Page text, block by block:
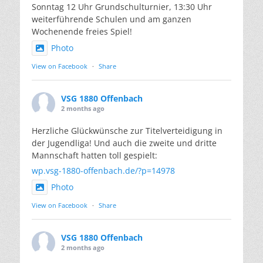
Sonntag 12 Uhr Grundschulturnier, 13:30 Uhr
weiterführende Schulen und am ganzen
Wochenende freies Spiel!
Photo
View on Facebook · Share
VSG 1880 Offenbach
2 months ago
Herzliche Glückwünsche zur Titelverteidigung in
der Jugendliga! Und auch die zweite und dritte
Mannschaft hatten toll gespielt:
wp.vsg-1880-offenbach.de/?p=14978
Photo
View on Facebook · Share
VSG 1880 Offenbach
2 months ago